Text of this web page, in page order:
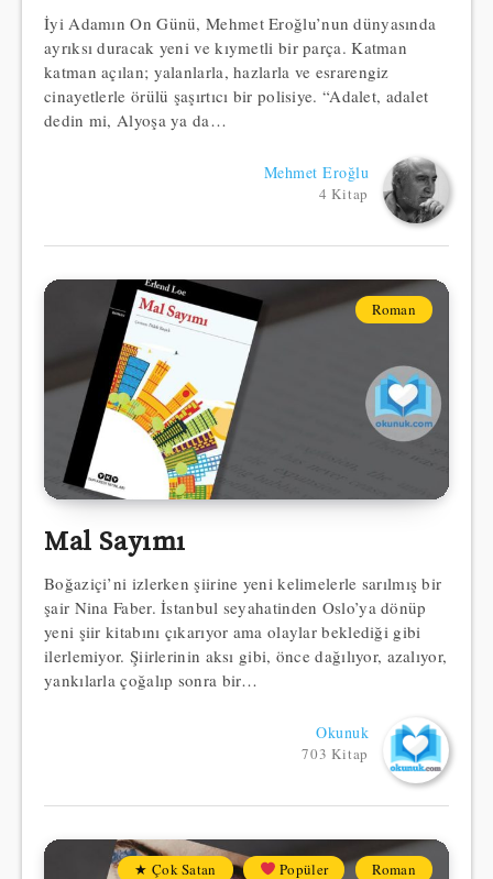
İyi Adamın On Günü, Mehmet Eroğlu’nun dünyasında
ayrıksı duracak yeni ve kıymetli bir parça. Katman
katman açılan; yalanlarla, hazlarla ve esrarengiz
cinayetlerle örülü şaşırtıcı bir polisiye. “Adalet, adalet
dedin mi, Alyoşa ya da…
Mehmet Eroğlu
4 Kitap
Roman
Mal Sayımı
Boğaziçi’ni izlerken şiirine yeni kelimelerle sarılmış bir
şair Nina Faber. İstanbul seyahatinden Oslo’ya dönüp
yeni şiir kitabını çıkarıyor ama olaylar beklediği gibi
ilerlemiyor. Şiirlerinin aksı gibi, önce dağılıyor, azalıyor,
yankılarla çoğalıp sonra bir…
Okunuk
703 Kitap
★ Çok Satan Popüler Roman